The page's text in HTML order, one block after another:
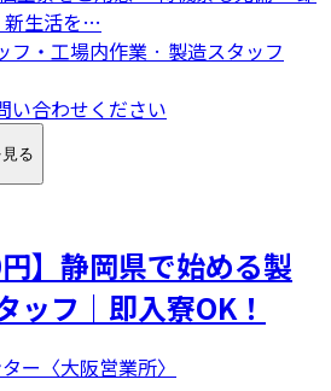
新生活を…
フ・工場内作業 · 製造スタッフ
い合わせください
る
円】静岡県で始める製
ッフ｜即入寮OK！
ー〈大阪営業所〉